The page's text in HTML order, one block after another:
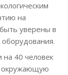
на
уверены в
на 40 человек
окружающую